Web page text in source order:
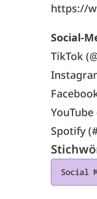
https://
Social-
TikTok
Spotify
Social